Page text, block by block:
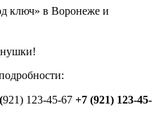
ключ» в Воронеже и
921) 123-45-67 +7 (921) 123-45-